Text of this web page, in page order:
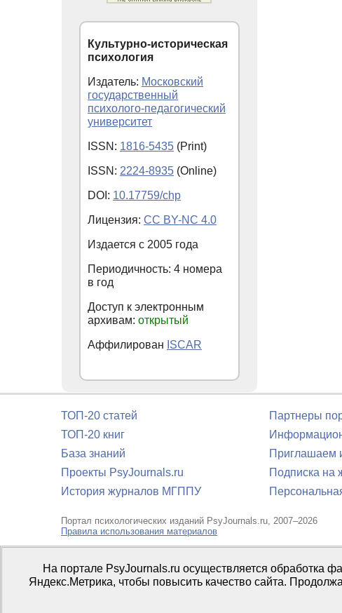
Культурно-историческая
психология
Издатель: Московский
государственный
психолого-педагогический
университет
ISSN: 1816-5435 (Print)
ISSN: 2224-8935 (Online)
DOI: 10.17759/chp
Лицензия: CC BY-NC 4.0
Издается с 2005 года
Периодичность: 4 номера
в год
Доступ к электронным
архивам: открытый
Аффилирован ISCAR
ТОП-20 статей
ТОП-20 книг
База знаний
Проекты PsyJournals.ru
История журналов МГППУ
Партнеры
Приглашаем
Подписка на
Портал психологических изданий PsyJournals.ru, 2007–2026
Правила использования материалов
Свидетельство регистрации СМИЭл № ФС77-66447 от 14 июля
Издатель:ФГБОУ ВО МГППУ
На портале PsyJournals.ru осуществляется обработка
Яндекс.Метрика, чтобы повысить качество сайта.